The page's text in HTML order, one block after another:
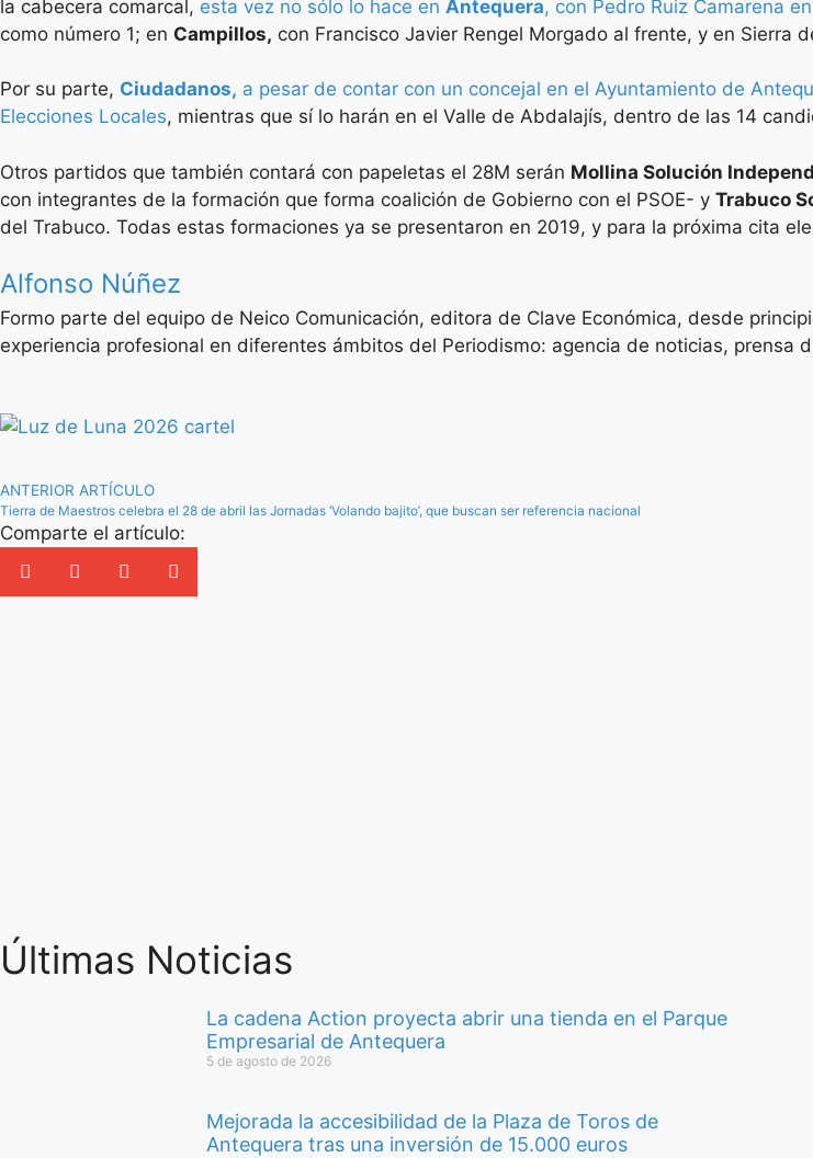
la cabecera comarcal, esta vez no sólo lo hace en Antequera, con Pedro Ruiz Camarena
como número 1; en Campillos, con Francisco Javier Rengel Morgado al frente, y en Sierra
Por su parte, Ciudadanos, a pesar de contar con un concejal en el Ayuntamiento de
Elecciones Locales, mientras que sí lo harán en el Valle de Abdalajís, dentro de las 14
Otros partidos que también contará con papeletas el 28M serán Mollina Solución
con integrantes de la formación que forma coalición de Gobierno con el PSOE- y Trabuco
del Trabuco. Todas estas formaciones ya se presentaron en 2019, y para la próxima cita
Alfonso Núñez
Formo parte del equipo de Neico Comunicación, editora de Clave Económica, desde
experiencia profesional en diferentes ámbitos del Periodismo: agencia de noticias, prensa
ANTERIOR ARTÍCULO
Tierra de Maestros celebra el 28 de abril las Jornadas ‘Volando bajito’, que buscan ser referencia nacional
Comparte el artículo:
Últimas Noticias
La cadena Action proyecta abrir una tienda en el Parque
Empresarial de Antequera
5 de agosto de 2026
Mejorada la accesibilidad de la Plaza de Toros de
Antequera tras una inversión de 15.000 euros